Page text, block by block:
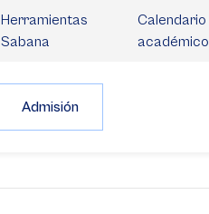
Herramientas
Sabana
Calendario
académico
Admisión